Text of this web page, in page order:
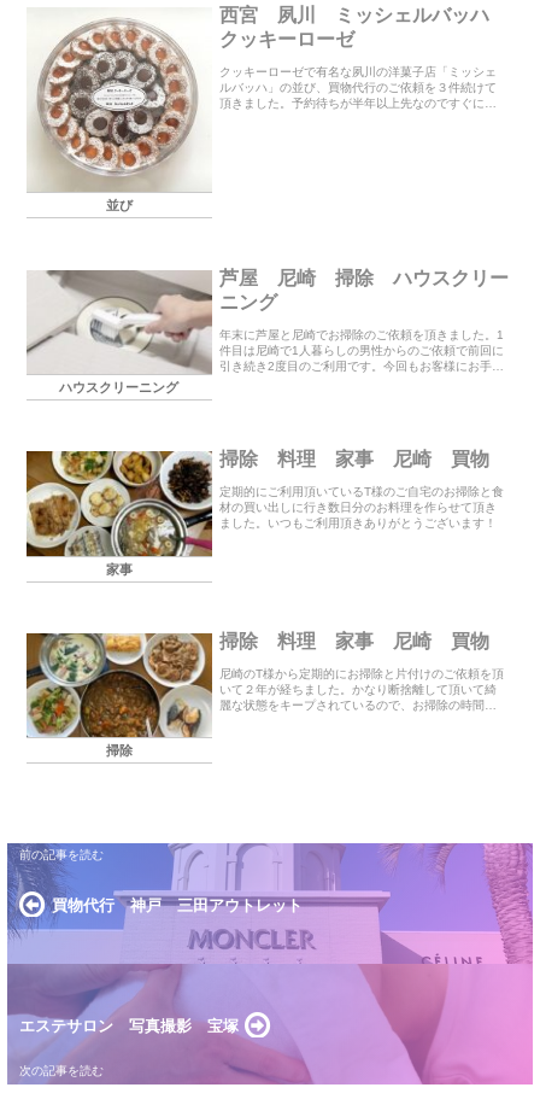
並び
西宮 夙川 ミッシェルバッハ
クッキーローゼ
クッキーローゼで有名な夙川の洋菓子店「ミッシェ
ルバッハ」の並び、買物代行のご依頼を３件続けて
頂きました。予約待ちが半年以上先なのですぐに欲
ハウスクリーニング
芦屋 尼崎 掃除 ハウスクリー
ニング
年末に芦屋と尼崎でお掃除のご依頼を頂きました。1
件目は尼崎で1人暮らしの男性からのご依頼で前回に
引き続き2度目のご利用です。今回もお客様にお手伝
家事
掃除 料理 家事 尼崎 買物
定期的にご利用頂いているT様のご自宅のお掃除と食
材の買い出しに行き数日分のお料理を作らせて頂き
ました。いつもご利用頂きありがとうございます！
掃除
掃除 料理 家事 尼崎 買物
尼崎のT様から定期的にお掃除と片付けのご依頼を頂
いて２年が経ちました。かなり断捨離して頂いて綺
麗な状態をキープされているので、お掃除の時間が
買物代行 神戸 三田アウトレット
エステサロン 写真撮影 宝塚